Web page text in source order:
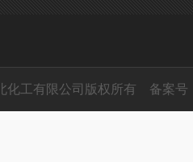
化工有限公司版权所有 备案号